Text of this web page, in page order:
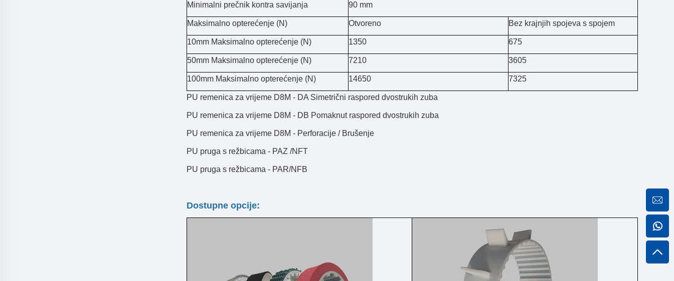
Minimalni prečnik kontra savijanja 90 mm
Maksimalno opterećenje (N) Otvoreno Bez krajnjih spojeva s spojem
10mm Maksimalno opterećenje (N) 1350 675
50mm Maksimalno opterećenje (N) 7210 3605
100mm Maksimalno opterećenje (N) 14650 7325
PU remenica za vrijeme D8M - DA Simetrični raspored dvostrukih zuba
PU remenica za vrijeme D8M - DB Pomaknut raspored dvostrukih zuba
PU remenica za vrijeme D8M - Perforacije / Brušenje
PU pruga s režbicama - PAZ /NFT
PU pruga s režbicama - PAR/NFB
Dostupne opcije: